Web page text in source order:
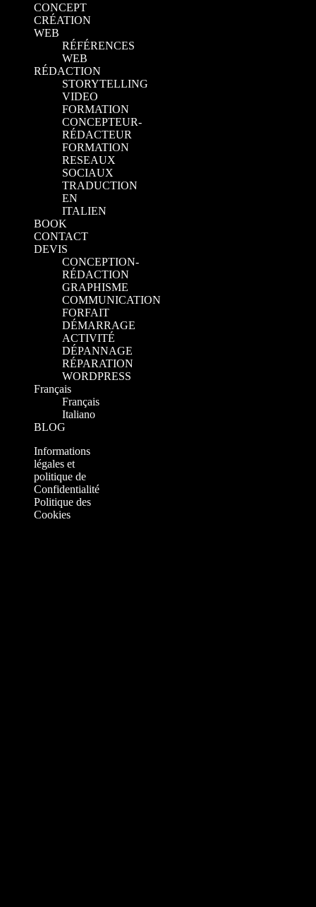
CONCEPT
CRÉATION
WEB
RÉFÉRENCES
WEB
RÉDACTION
STORYTELLING
VIDEO
FORMATION
CONCEPTEUR-
RÉDACTEUR
FORMATION
RESEAUX
SOCIAUX
TRADUCTION
EN
ITALIEN
BOOK
CONTACT
DEVIS
CONCEPTION-
RÉDACTION
GRAPHISME
COMMUNICATION
FORFAIT
DÉMARRAGE
ACTIVITÉ
DÉPANNAGE
RÉPARATION
WORDPRESS
Français
Français
Italiano
BLOG
Informations
légales et
politique de
Confidentialité
Politique des
Cookies